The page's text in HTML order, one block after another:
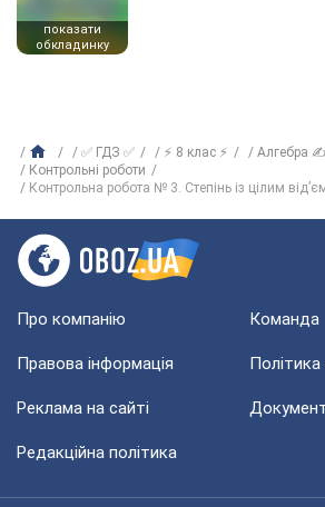
показати
обкладинку
✅ ГДЗ ✅ ⚡ 8 клас ⚡ Алгебра
Контрольні роботи
Контрольна робота № 3. Степінь із цілим
Про компанію Команда
Правова інформація Політика
Реклама на сайті
Редакційна політика